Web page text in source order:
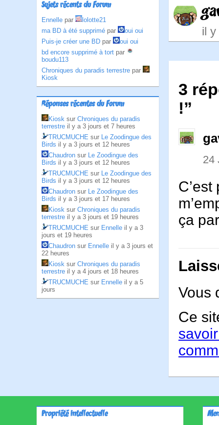
Sujets récents du Forum
Ennelle par
lolotte21
ma BD à été supprimé par
oui oui
Puis-je créer une BD par
oui oui
bd encore supprimé à tort par
boudu113
Chroniques du paradis terrestre par
Kiosk
Réponses récentes du Forum
Kiosk sur Chroniques du paradis
terrestre il y a 3 jours et 7 heures
TRUCMUCHE sur Le Zoodingue des
Birds il y a 3 jours et 12 heures
Chaudron sur Le Zoodingue des
Birds il y a 3 jours et 12 heures
TRUCMUCHE sur Le Zoodingue des
Birds il y a 3 jours et 12 heures
Chaudron sur Le Zoodingue des
Birds il y a 3 jours et 17 heures
Kiosk sur Chroniques du paradis
terrestre il y a 3 jours et 19 heures
TRUCMUCHE sur Ennelle il y a 3
jours et 19 heures
Chaudron sur Ennelle il y a 3 jours et
22 heures
Kiosk sur Chroniques du paradis
terrestre il y a 4 jours et 18 heures
TRUCMUCHE sur Ennelle il y a 5
jours
il
3
!”
24
ça
Vous
Ce
Propriété intellectuelle